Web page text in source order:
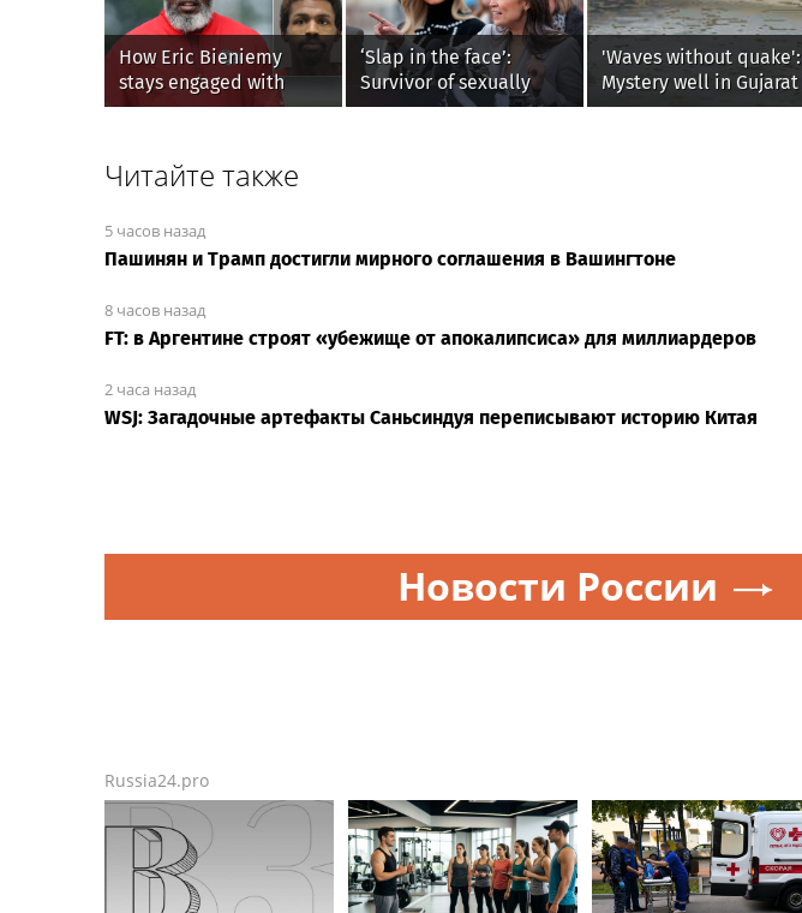
How Eric Bieniemy
stays engaged with
Chiefs while tending to
‘Slap in the face’:
Survivor of sexually
explicit deepfakes
'Waves without quake':
Mystery well in Gujarat
baffles locals as water
Читайте также
5 часов назад
Пашинян и Трамп достигли мирного соглашения в Вашингтоне
8 часов назад
FT: в Аргентине строят «убежище от апокалипсиса» для миллиардеров
2 часа назад
WSJ: Загадочные артефакты Саньсиндуя переписывают историю Китая
Новости России
Russia24.pro